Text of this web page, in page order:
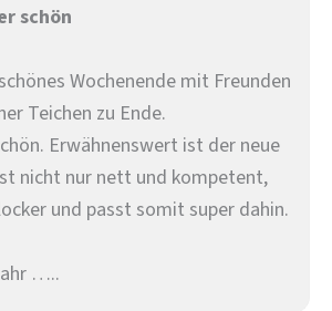
schön
Wochenende mit Freunden
Teichen zu Ende.
Erwähnenswert ist der neue
nicht nur nett und kompetent,
und passt somit super dahin.
…..